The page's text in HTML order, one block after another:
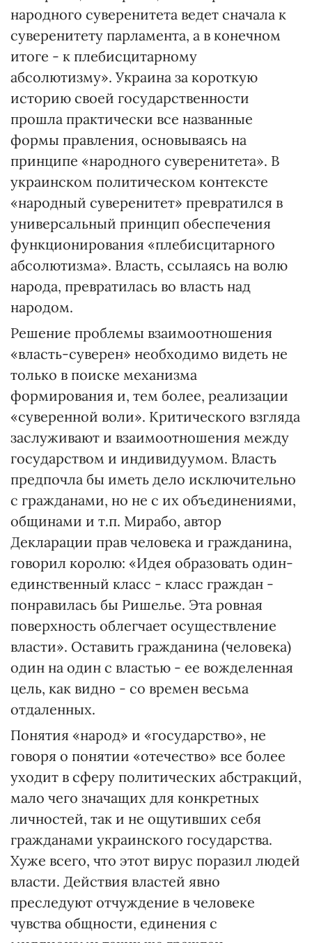
народного суверенитета ведет сначала к
суверенитету парламента, а в конечном
итоге - к плебисцитарному
абсолютизму». Украина за короткую
историю своей государственности
прошла практически все названные
формы правления, основываясь на
принципе «народного суверенитета». В
украинском политическом контексте
«народный суверенитет» превратился в
универсальный принцип обеспечения
функционирования «плебисцитарного
абсолютизма». Власть, ссылаясь на волю
народа, превратилась во власть над
народом.
Решение проблемы взаимоотношения
«власть-суверен» необходимо видеть не
только в поиске механизма
формирования и, тем более, реализации
«суверенной воли». Критического взгляда
заслуживают и взаимоотношения между
государством и индивидуумом. Власть
предпочла бы иметь дело исключительно
с гражданами, но не с их объединениями,
общинами и т.п. Мирабо, автор
Декларации прав человека и гражданина,
говорил королю: «Идея образовать один-
единственный класс - класс граждан -
понравилась бы Ришелье. Эта ровная
поверхность облегчает осуществление
власти». Оставить гражданина (человека)
один на один с властью - ее вожделенная
цель, как видно - со времен весьма
отдаленных.
Понятия «народ» и «государство», не
говоря о понятии «отечество» все более
уходит в сферу политических абстракций,
мало чего значащих для конкретных
личностей, так и не ощутивших себя
гражданами украинского государства.
Хуже всего, что этот вирус поразил людей
власти. Действия властей явно
преследуют отчуждение в человеке
чувства общности, единения с